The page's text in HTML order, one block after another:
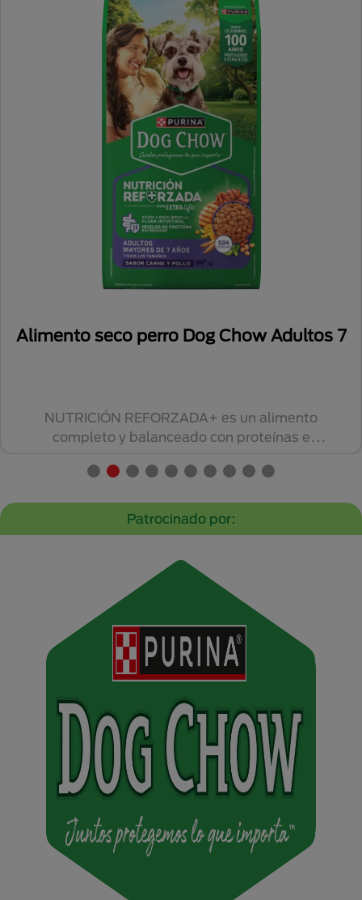
7
Dog Chow® Cachorros Todos
Alimento húmedo completo y balanceado
perros cachorros de todos los tamaños
Patrocinado por: